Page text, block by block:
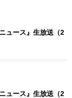
ュース』生放送（2
ュース』生放送（2